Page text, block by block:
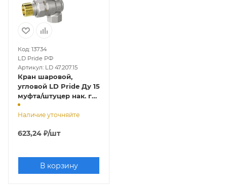
Код: 13734
LD Pride РФ
Артикул: LD 47.207.15
Кран шаровой,
угловой LD Pride Ду 15
муфта/штуцер нак. г
(никель) рычаг
Наличие уточняйте
623,24 ₽/шт
В корзину